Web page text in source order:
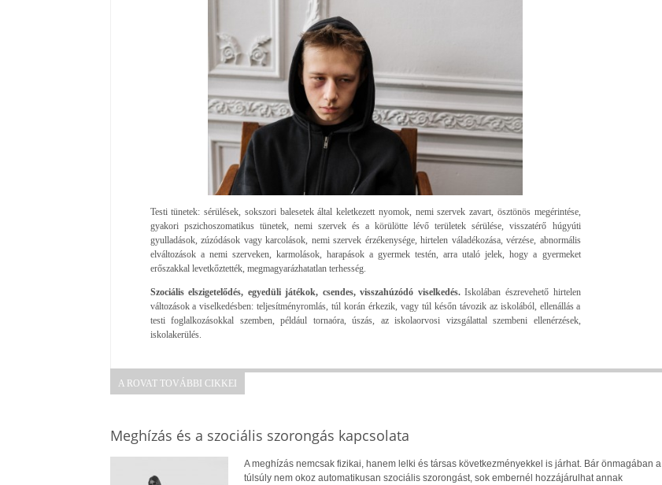
Testi tünetek: sérülések, sokszori balesetek által keletkezett nyomok, nemi szervek zavart, ösztönös megérintése,
gyakori pszichoszomatikus tünetek, nemi szervek és a körülötte lévő területek sérülése, visszatérő húgyúti
gyulladások, zúzódások vagy karcolások, nemi szervek érzékenysége, hirtelen váladékozása, vérzése, abnormális
elváltozások a nemi szerveken, karmolások, harapások a gyermek testén, arra utaló jelek, hogy a gyermeket
erőszakkal levetkőztették, megmagyarázhatatlan terhesség.
Szociális elszigetelődés, egyedüli játékok, csendes, visszahúzódó viselkedés.Iskolában észrevehető hirtelen
változások a viselkedésben: teljesítményromlás, túl korán érkezik, vagy túl későn távozik az iskolából, ellenállás a
testi foglalkozásokkal szemben, például tornaóra, úszás, az iskolaorvosi vizsgálattal szembeni ellenérzések,
iskolakerülés.
A ROVAT TOVÁBBI CIKKEI
Meghízás és a szociális szorongás kapcsolata
A meghízás nemcsak fizikai, hanem lelki és társas következményekkel is járhat. Bár önmagában a
túlsúly nem okoz automatikusan szociális szorongást, sok embernél hozzájárulhat annak